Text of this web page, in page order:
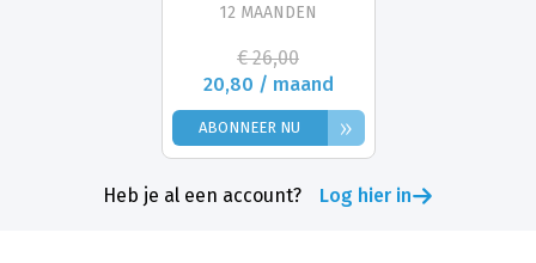
12 MAANDEN
€ 26,00
20,80 / maand
ABONNEER NU »
Heb je al een account? Log hier in